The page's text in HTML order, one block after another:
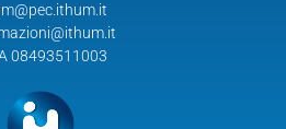
08493511003